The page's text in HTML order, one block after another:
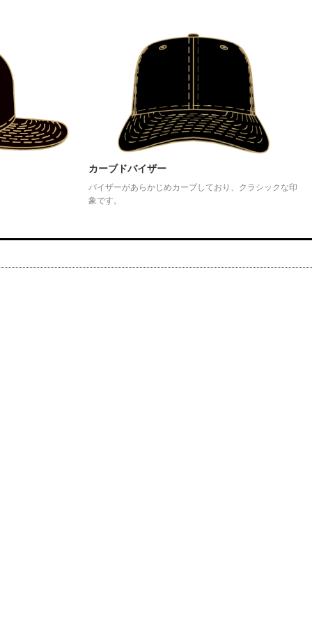
カーブドバイザー
バイザーがあらかじめカーブしており、クラシックな印
象です。